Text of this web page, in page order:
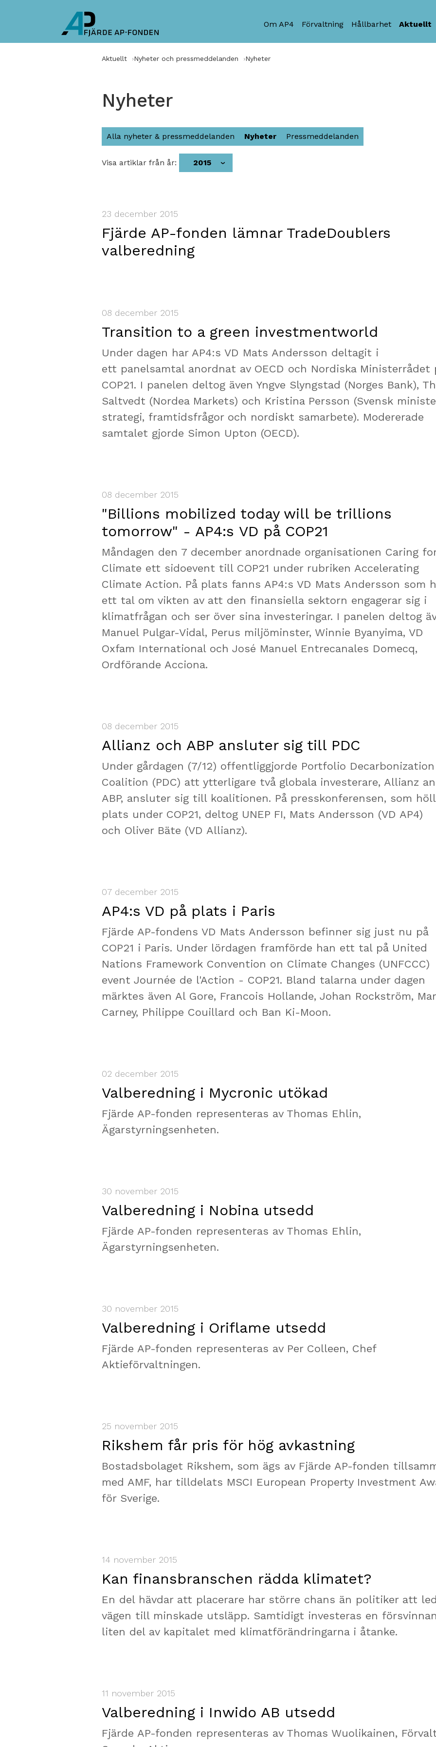
Om AP4 Förvaltning Hållbarhet Aktuellt
Aktuellt Nyheter och pressmeddelanden Nyheter
Nyheter
Alla nyheter & pressmeddelanden Nyheter Pressmeddelanden
Visa artiklar från år: 2015
23 december 2015
Fjärde AP-fonden lämnar TradeDoublers
valberedning
08 december 2015
Transition to a green investmentworld
Under dagen har AP4:s VD Mats Andersson deltagit i
ett panelsamtal anordnat av OECD och Nordiska Ministerrådet
COP21. I panelen deltog även Yngve Slyngstad (Norges Bank),
Saltvedt (Nordea Markets) och Kristina Persson (Svensk
strategi, framtidsfrågor och nordiskt samarbete). Modererade
samtalet gjorde Simon Upton (OECD).
08 december 2015
"Billions mobilized today will be trillions
tomorrow" - AP4:s VD på COP21
Måndagen den 7 december anordnade organisationen Caring
Climate ett sidoevent till COP21 under rubriken Accelerating
Climate Action. På plats fanns AP4:s VD Mats Andersson som
ett tal om vikten av att den finansiella sektorn engagerar sig i
klimatfrågan och ser över sina investeringar. I panelen deltog
Manuel Pulgar-Vidal, Perus miljöminster, Winnie Byanyima, VD
Oxfam International och José Manuel Entrecanales Domecq,
Ordförande Acciona.
08 december 2015
Allianz och ABP ansluter sig till PDC
Under gårdagen (7/12) offentliggjorde Portfolio Decarbonization
Coalition (PDC) att ytterligare två globala investerare, Allianz
ABP, ansluter sig till koalitionen. På presskonferensen, som
plats under COP21, deltog UNEP FI, Mats Andersson (VD AP4)
och Oliver Bäte (VD Allianz).
07 december 2015
AP4:s VD på plats i Paris
Fjärde AP-fondens VD Mats Andersson befinner sig just nu på
COP21 i Paris. Under lördagen framförde han ett tal på United
Nations Framework Convention on Climate Changes (UNFCCC)
event Journée de l'Action - COP21. Bland talarna under dagen
märktes även Al Gore, Francois Hollande, Johan Rockström,
Carney, Philippe Couillard och Ban Ki-Moon.
02 december 2015
Valberedning i Mycronic utökad
Fjärde AP-fonden representeras av Thomas Ehlin,
Ägarstyrningsenheten.
30 november 2015
Valberedning i Nobina utsedd
Fjärde AP-fonden representeras av Thomas Ehlin,
Ägarstyrningsenheten.
30 november 2015
Valberedning i Oriflame utsedd
Fjärde AP-fonden representeras av Per Colleen, Chef
Aktieförvaltningen.
25 november 2015
Rikshem får pris för hög avkastning
Bostadsbolaget Rikshem, som ägs av Fjärde AP-fonden
med AMF, har tilldelats MSCI European Property Investment
för Sverige.
14 november 2015
Kan finansbranschen rädda klimatet?
En del hävdar att placerare har större chans än politiker att
vägen till minskade utsläpp. Samtidigt investeras en
liten del av kapitalet med klimatförändringarna i åtanke.
11 november 2015
Valberedning i Inwido AB utsedd
Fjärde AP-fonden representeras av Thomas Wuolikainen,